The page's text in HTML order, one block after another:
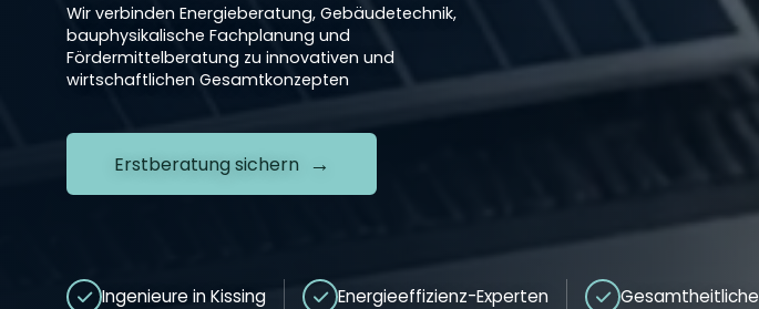
Wir verbinden Energieberatung, Gebäudetechnik,
bauphysikalische Fachplanung und
Fördermittelberatung zu innovativen und
wirtschaftlichen Gesamtkonzepten
Erstberatung sichern
Ingenieure in Kissing Energieeffizienz-Experten